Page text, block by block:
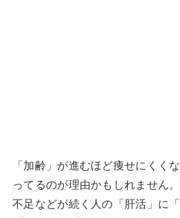
「加齢」が進むほど痩せにくく
ってるのが理由かもしれません
不足などが続く人の「肝活」に